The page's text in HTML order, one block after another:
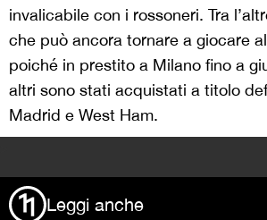
invalicabile con i rossoneri. Tra
che può ancora tornare a giocare
poiché in prestito a Milano fino a
altri sono stati acquistati a titolo
Madrid e West Ham.
Leggi anche